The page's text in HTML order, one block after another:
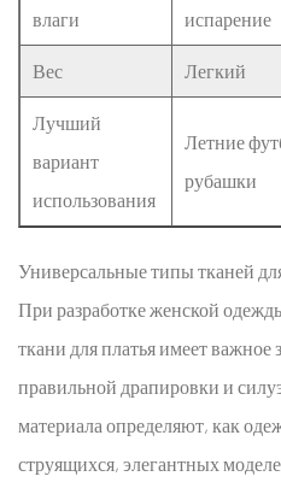
ткань
для
спортивной
одежды
Совершенство
поставок
производства
3.1
Поиск
оптовых
поставщиков
тканей
влаги
испарение
Вес Легкий
Лучший
вариант
использования
Летние
рубашки
Универсальные типы тканей
При разработке женской
ткани для платьяимеет важное
правильной драпировки и
материала определяют, как
струящихся, элегантных